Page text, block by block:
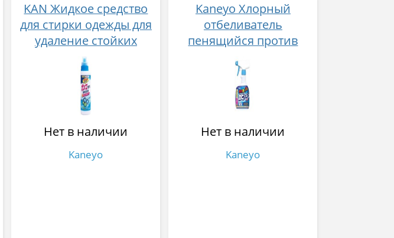
KAN Жидкое средство
для стирки одежды для
удаление стойких
загрязнений
концентрат 400 мл
Нет в наличии
Kaneyo
Kaneyo Хлорный
отбеливатель
пенящийся против
плесени в ванной
комнате 400 мл
Нет в наличии
Kaneyo